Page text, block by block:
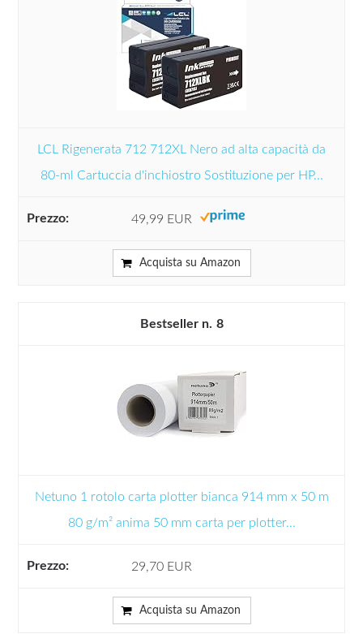
LCL Rigenerata 712 712XL Nero ad alta capacità da
80-ml Cartuccia d'inchiostro Sostituzione per HP...
49,99 EUR
Acquista su Amazon
8
Netuno 1 rotolo carta plotter bianca 914 mm x 50 m
80 g/m² anima 50 mm carta per plotter...
29,70 EUR
Acquista su Amazon